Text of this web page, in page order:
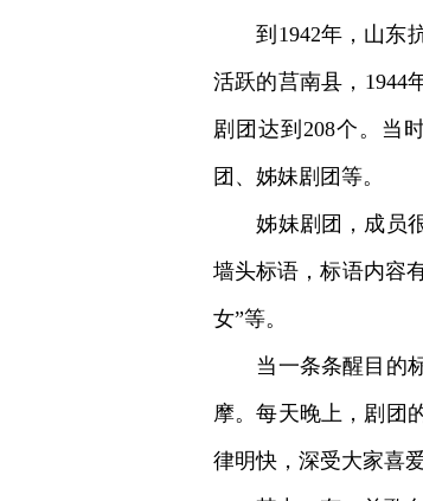
到1942年，山东抗
活跃的莒南县，1944
剧团达到208个。当
团、姊妹剧团等。
姊妹剧团，成员很
墙头标语，标语内容
女”等。
当一条条醒目的标
摩。每天晚上，剧团
律明快，深受大家喜爱